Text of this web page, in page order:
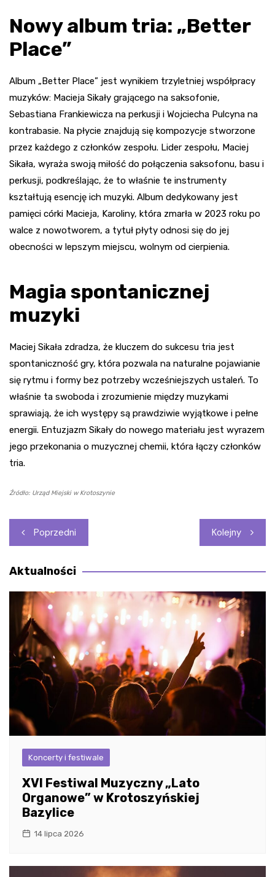
Nowy album tria: „Better
Place”
Album „Better Place” jest wynikiem trzyletniej współpracy
muzyków: Macieja Sikały grającego na saksofonie,
Sebastiana Frankiewicza na perkusji i Wojciecha Pulcyna na
kontrabasie. Na płycie znajdują się kompozycje stworzone
przez każdego z członków zespołu. Lider zespołu, Maciej
Sikała, wyraża swoją miłość do połączenia saksofonu, basu i
perkusji, podkreślając, że to właśnie te instrumenty
kształtują esencję ich muzyki. Album dedykowany jest
pamięci córki Macieja, Karoliny, która zmarła w 2023 roku po
walce z nowotworem, a tytuł płyty odnosi się do jej
obecności w lepszym miejscu, wolnym od cierpienia.
Magia spontanicznej
muzyki
Maciej Sikała zdradza, że kluczem do sukcesu tria jest
spontaniczność gry, która pozwala na naturalne pojawianie
się rytmu i formy bez potrzeby wcześniejszych ustaleń. To
właśnie ta swoboda i zrozumienie między muzykami
sprawiają, że ich występy są prawdziwie wyjątkowe i pełne
energii. Entuzjazm Sikały do nowego materiału jest wyrazem
jego przekonania o muzycznej chemii, która łączy członków
tria.
Źródło: Urząd Miejski w Krotoszynie
Nawigacja
wpisu
Poprzedni Kolejny
Aktualności
Koncerty i festiwale
XVI Festiwal Muzyczny „Lato
Organowe” w Krotoszyńskiej
Bazylice
14 lipca 2026